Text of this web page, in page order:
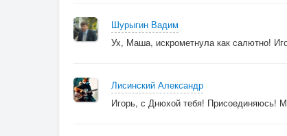
Шурыгин Вадим
Ух, Маша, искрометнула как салютно!
Лисинский Александр
Игорь, с Днюхой тебя! Присоединяюсь!